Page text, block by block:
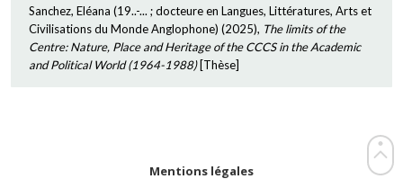
Sanchez, Eléana (19..-... ; docteure en Langues, Littératures, Arts et
Civilisations du Monde Anglophone) (2025), The limits of the
Centre: Nature, Place and Heritage of the CCCS in the Academic
and Political World (1964-1988)[Thèse]
Mentions légales